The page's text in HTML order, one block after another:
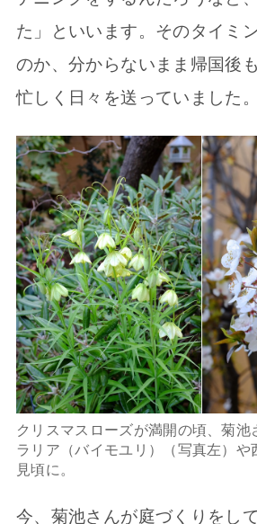
た」といいます。そのタイミ
のか、分からないまま帰国後
忙しく日々を送っていました。
クリスマスローズが満開の頃、菊池
ラリア（バイモユリ）（写真左）や
見頃に。
今、菊池さんが庭づくりをし